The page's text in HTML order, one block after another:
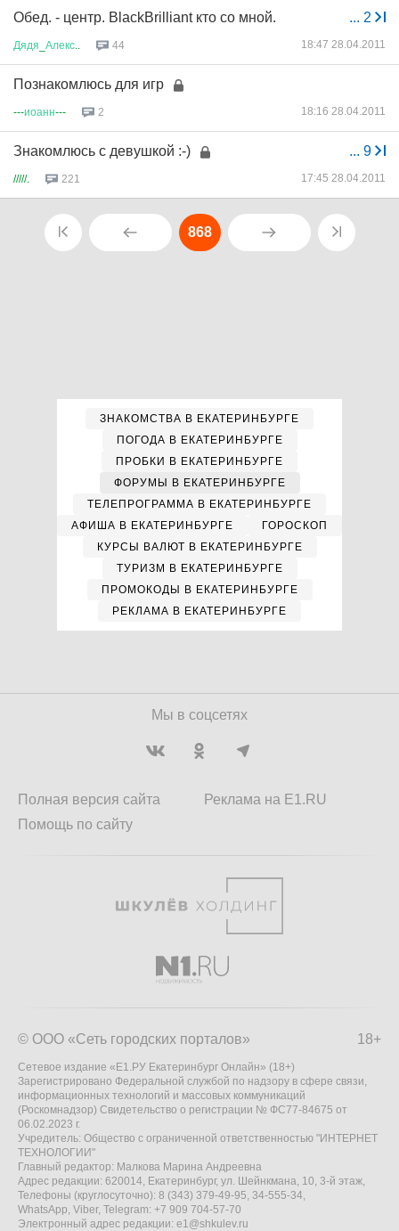
... 2
Обед. - центр. BlackBrilliant кто со мной.
Дядя Алекс 44 18:47 28.04.2011
Познакомлюсь для игр
---иоанн--- 2 18:16 28.04.2011
... 9
Знакомлюсь с девушкой :-)
/////. 221 17:45 28.04.2011
868
ЗНАКОМСТВА В ЕКАТЕРИНБУРГЕ
ПОГОДА В ЕКАТЕРИНБУРГЕ
ПРОБКИ В ЕКАТЕРИНБУРГЕ
ФОРУМЫ В ЕКАТЕРИНБУРГЕ
ТЕЛЕПРОГРАММА В ЕКАТЕРИНБУРГЕ
АФИША В ЕКАТЕРИНБУРГЕ
ГОРОСКОП
КУРСЫ ВАЛЮТ В ЕКАТЕРИНБУРГЕ
ТУРИЗМ В ЕКАТЕРИНБУРГЕ
ПРОМОКОДЫ В ЕКАТЕРИНБУРГЕ
РЕКЛАМА В ЕКАТЕРИНБУРГЕ
Мы в соцсетях
Полная версия сайта
Помощь по сайту
Реклама на E1.RU
18+
© ООО «Сеть городских порталов»
Сетевое издание «Е1.РУ Екатеринбург Онлайн» (18+)
Зарегистрировано Федеральной службой по надзору в сфере связи,
информационных технологий и массовых коммуникаций
(Роскомнадзор) Свидетельство о регистрации № ФС77-84675 от
06.02.2023 г.
Учредитель: Общество с ограниченной ответственностью "ИНТЕРНЕТ
ТЕХНОЛОГИИ"
Главный редактор: Малкова Марина Андреевна
Адрес редакции: 620014, Екатеринбург, ул. Шейнкмана, 10, 3-й этаж,
Телефоны (круглосуточно): 8 (343) 379-49-95, 34-555-34,
WhatsApp, Viber, Telegram: +7 909 704-57-70
Электронный адрес редакции: e1@shkulev.ru